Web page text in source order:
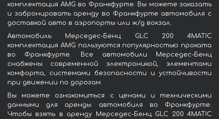
комплектация AMG во Франкфурте. Вы можете заказать
и забронировать аренду во Франкфурте автомобиля с
доставкой авто в аэропорты или ж/д вокзал.
Автомобиль Мерседес-Бенц GLC 200 4MATIC
комплектация AMG пользуются популярностью проката
во Франкфурте. Все автомобили Мерседес-Бенц
снабжены современной электроникой, элементами
комфорта, системами безопасности и устойчивости
при движении по дорогам.
Вы можете ознакомиться с ценами и техническими
данными для аренды автомобиля во Франкфурте.
Чтобы взять в аренду Мерседес-Бенц GLC 200 4MATIC